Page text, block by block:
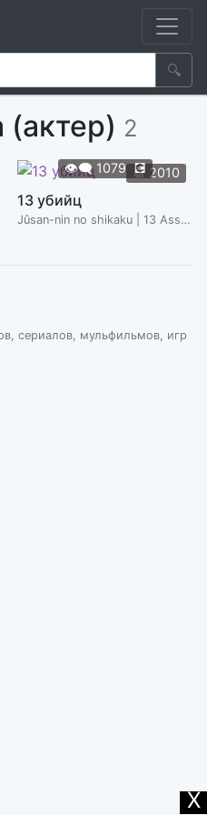
🔍
2
📆2010
👁️‍🗨️1079 💽
13 убийц
Jûsan-nin no shikaku | 13 Assassins
сериалов, мульфильмов, игр
X